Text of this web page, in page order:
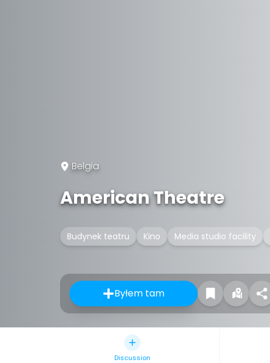
Belgia
American Theatre
Budynek teatru Kino Media studio facility
Byłem tam
Discussion